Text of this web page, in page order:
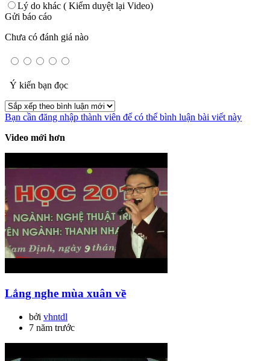
Lý do khác ( Kiểm duyệt lại Video)
Gửi báo cáo
Chưa có đánh giá nào
Ý kiến bạn đọc
Bạn cần đăng nhập thành viên để có thể bình luận bài viết này
Video mới hơn
Lắng nghe mùa xuân về
bởi vhntdl
7 năm trước